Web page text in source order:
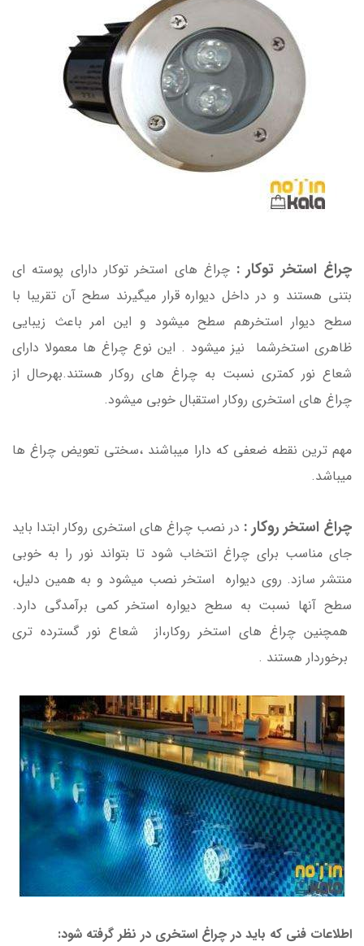
چراغ استخر توکار : چراغ های استخر توکار دارای پوسته ای
بتنی هستند و در داخل دیواره قرار میگیرند سطح آن تقریبا با
سطح دیوار استخرهم سطح میشود و این امر باعث زیبایی
ظاهری استخرشما نیز میشود . این نوع چراغ ها معمولا دارای
شعاع نور کمتری نسبت به چراغ های روکار هستند.بهرحال از
چراغ های استخری روکار استقبال خوبی میشود.
مهم ترین نقطه ضعفی که دارا میباشند ،سختی تعویض چراغ ها
میباشد.
چراغ استخر روکار : در نصب چراغ های استخری روکار ابتدا باید
جای مناسب برای چراغ انتخاب شود تا بتواند نور را به خوبی
منتشر سازد. روی دیواره استخر نصب میشود و به همین دلیل،
سطح آنها نسبت به سطح دیواره استخر کمی برآمدگی دارد.
همچنین چراغ های استخر روکار،از شعاع نور گسترده تری
برخوردار هستند .
اطلاعات فنی که باید در چراغ استخری در نظر گرفته شود: